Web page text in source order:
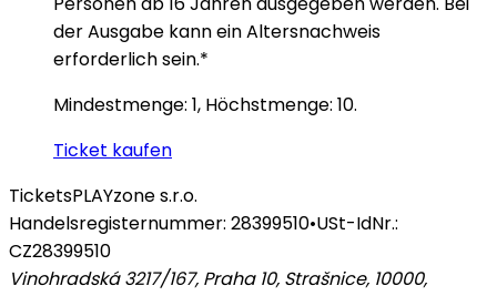
der Ausgabe kann ein Altersnachweis
erforderlich sein.*
Mindestmenge: 1, Höchstmenge: 10.
Ticket kaufen
TicketsPLAYzone s.r.o.
Handelsregisternummer: 28399510•USt-IdNr.:
CZ28399510
Vinohradská 3217/167, Praha 10, Strašnice, 10000,